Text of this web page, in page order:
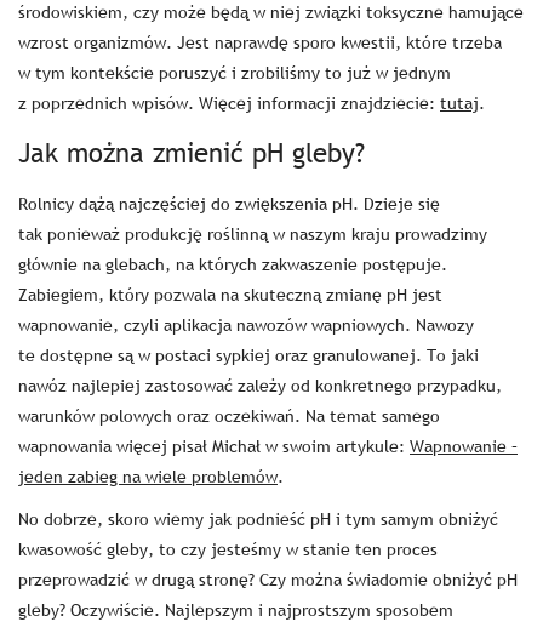
środowiskiem, czy może będą w niej związki toksyczne hamujące
wzrost organizmów. Jest naprawdę sporo kwestii, które trzeba
w tym kontekście poruszyć i zrobiliśmy to już w jednym
z poprzednich wpisów. Więcej informacji znajdziecie: tutaj.
Jak można zmienić pH gleby?
Rolnicy dążą najczęściej do zwiększenia pH. Dzieje się
tak ponieważ produkcję roślinną w naszym kraju prowadzimy
głównie na glebach, na których zakwaszenie postępuje.
Zabiegiem, który pozwala na skuteczną zmianę pH jest
wapnowanie, czyli aplikacja nawozów wapniowych. Nawozy
te dostępne są w postaci sypkiej oraz granulowanej. To jaki
nawóz najlepiej zastosować zależy od konkretnego przypadku,
warunków polowych oraz oczekiwań. Na temat samego
wapnowania więcej pisał Michał w swoim artykule: Wapnowanie –
jeden zabieg na wiele problemów.
No dobrze, skoro wiemy jak podnieść pH i tym samym obniżyć
kwasowość gleby, to czy jesteśmy w stanie ten proces
przeprowadzić w drugą stronę? Czy można świadomie obniżyć pH
gleby? Oczywiście. Najlepszym i najprostszym sposobem